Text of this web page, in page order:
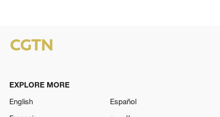
EXPLORE MORE
English
Español